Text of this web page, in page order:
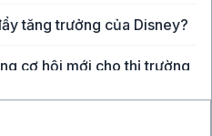
tăng trưởng của Disney?
cơ hội mới cho thị trường